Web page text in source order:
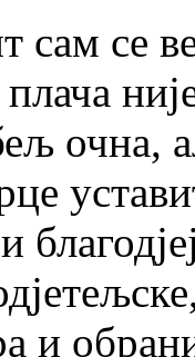
сам се
очна,
и